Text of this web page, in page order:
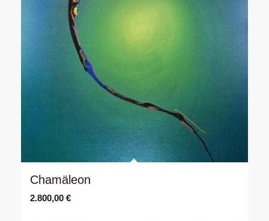
Chamäleon
2.800,00 €